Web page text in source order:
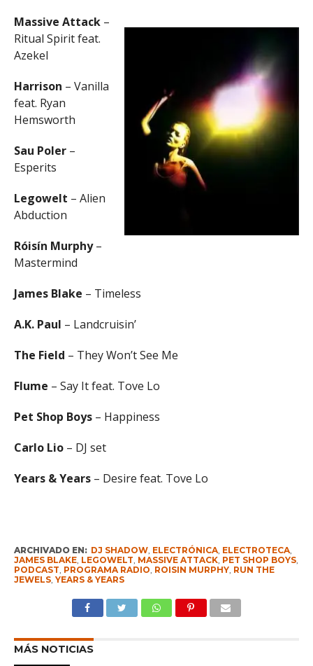
Massive Attack–
Ritual Spirit feat.
Azekel
Harrison – Vanilla
feat. Ryan
Hemsworth
Sau Poler–
Esperits
Legowelt – Alien
Abduction
Róisín Murphy–
Mastermind
James Blake – Timeless
A.K. Paul – Landcruisin’
The Field – They Won’t See Me
Flume – Say It feat. Tove Lo
Pet Shop Boys– Happiness
Carlo Lio– DJ set
Years & Years– Desire feat. Tove Lo
ARCHIVADO EN: DJ SHADOW, ELECTRÓNICA, ELECTROTECA,
JAMES BLAKE, LEGOWELT, MASSIVE ATTACK, PET SHOP BOYS,
PODCAST, PROGRAMA RADIO, ROISIN MURPHY, RUN THE
JEWELS, YEARS & YEARS
MÁS NOTICIAS